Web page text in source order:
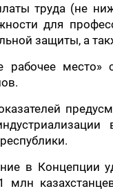
труда (не
для
защиты, а
рабочее
в Концепции
млн